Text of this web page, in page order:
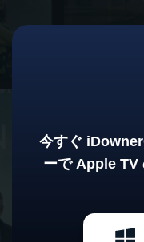
今すぐ
ーで Apple TV